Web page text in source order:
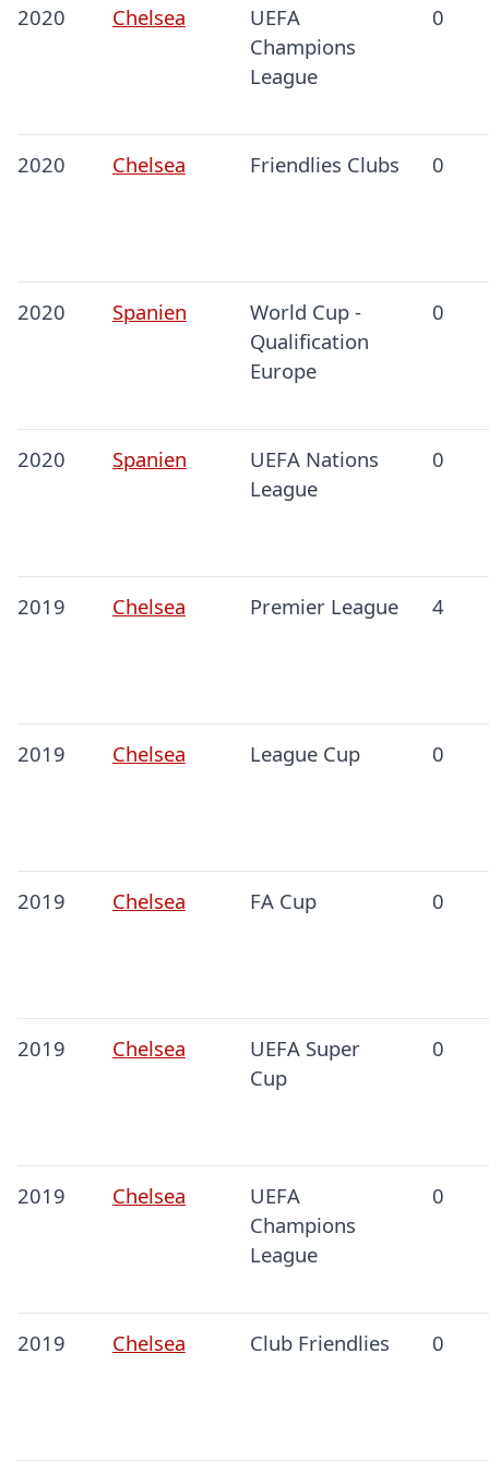
2020 Chelsea
UEFA
Champions
League
0
2020 Chelsea Friendlies Clubs 0
2020 Spanien
World Cup -
Qualification
Europe
0
2020 Spanien
UEFA Nations
League
0
2019 Chelsea Premier League 4
2019 Chelsea League Cup 0
2019 Chelsea FA Cup 0
2019 Chelsea
UEFA Super
Cup
0
2019 Chelsea
UEFA
Champions
League
0
2019 Chelsea Club Friendlies 0